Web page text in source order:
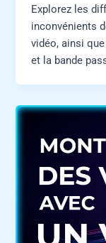
Explorez les
inconvénients
vidéo, ainsi
et la bande